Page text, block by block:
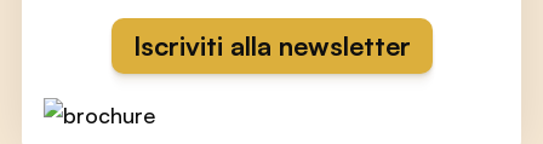
Iscriviti alla newsletter